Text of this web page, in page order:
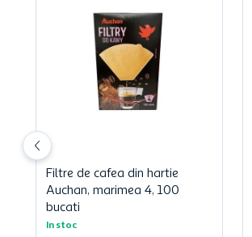
Filtre de cafea din hartie
Auchan, marimea 4, 100
bucati
In stoc